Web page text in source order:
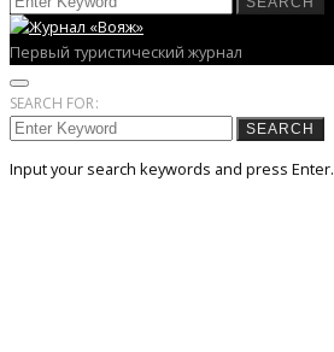
Первый туристический журнал
SEARCH FOR:
SEARCH
Input your search keywords and press Enter.